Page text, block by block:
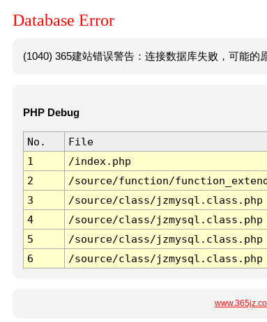
Database Error
(1040) 365建站错误警告：连接数据库失败，可能的
PHP Debug
No. File
1
/index.php
2
/source/function/
3
/source/class/jzmysql.class.php
4
/source/class/jzmysql.class.php
5
/source/class/jzmysql.class.php
6
/source/class/jzmysql.class.php